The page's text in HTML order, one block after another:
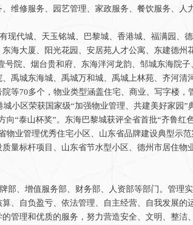
维修服务、园艺管理、家政服务、餐饮服务、人
代城、天玉铭城、巴黎城、香港城、福满园、
海大厦、阳光花园、安居苑人才公寓、东建德州
号院、烟台贵和府、东海泮河龙韵、邹城东海院
禹城东海城、禹城万和城、禹城上林苑、齐河清
等70多个，物业类型涵盖住宅、商业、写字楼，
小区荣获国家级“加强物业管理、共建美好家园”
向“泰山杯奖”。东海巴黎城获评全省首批“齐鲁红
物业管理优秀住宅小区、山东省品牌建设典型示
量标杆项目、山东省节水型小区、德州市居住物
、增值服务部、财务部、人资部等部门。管理
、自负盈亏、依法管理、自主经营、自我发展的
管理和优质的服务，努力营造安全、文明、整洁